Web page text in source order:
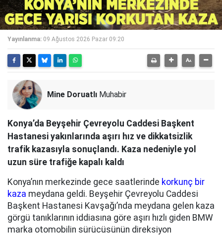
Yayınlanma: 09 Ağustos 2026 Pazar 09:20
Mine Doruatlı Muhabir
Konya’da Beyşehir Çevreyolu Caddesi Başkent
Hastanesi yakınlarında aşırı hız ve dikkatsizlik
trafik kazasıyla sonuçlandı. Kaza nedeniyle yol
uzun süre trafiğe kapalı kaldı
Konya’nın merkezinde gece saatlerinde korkunç bir
kaza meydana geldi. Beyşehir Çevreyolu Caddesi
Başkent Hastanesi Kavşağı’nda meydana gelen kaza
görgü tanıklarının iddiasına göre aşırı hızlı giden BMW
marka otomobilin sürücüsünün direksiyon